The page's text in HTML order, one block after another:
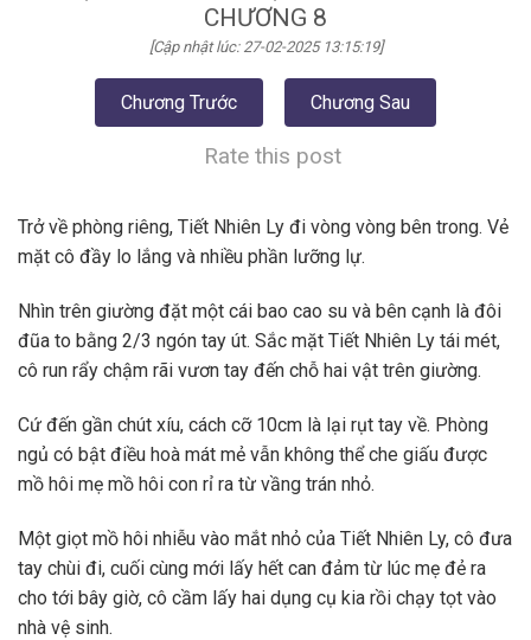
CHƯƠNG 8
[Cập nhật lúc: 27-02-2025 13:15:19]
Chương Trước Chương Sau
Rate this post
Trở về phòng riêng, Tiết Nhiên Ly đi vòng vòng bên trong. Vẻ
mặt cô đầy lo lắng và nhiều phần lưỡng lự.
Nhìn trên giường đặt một cái bao cao su và bên cạnh là đôi
đũa to bằng 2/3 ngón tay út. Sắc mặt Tiết Nhiên Ly tái mét,
cô run rẩy chậm rãi vươn tay đến chỗ hai vật trên giường.
Cứ đến gần chút xíu, cách cỡ 10cm là lại rụt tay về. Phòng
ngủ có bật điều hoà mát mẻ vẫn không thể che giấu được
mồ hôi mẹ mồ hôi con rỉ ra từ vầng trán nhỏ.
Một giọt mồ hôi nhiễu vào mắt nhỏ của Tiết Nhiên Ly, cô đưa
tay chùi đi, cuối cùng mới lấy hết can đảm từ lúc mẹ đẻ ra
cho tới bây giờ, cô cầm lấy hai dụng cụ kia rồi chạy tọt vào
nhà vệ sinh.